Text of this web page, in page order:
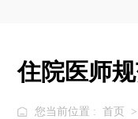
住院医师
您当前位置 : 首页 >